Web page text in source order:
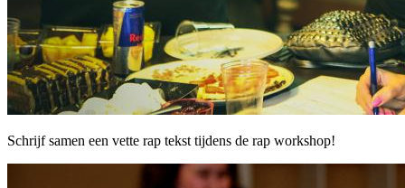
Schrijf samen een vette rap tekst tijdens de rap workshop!